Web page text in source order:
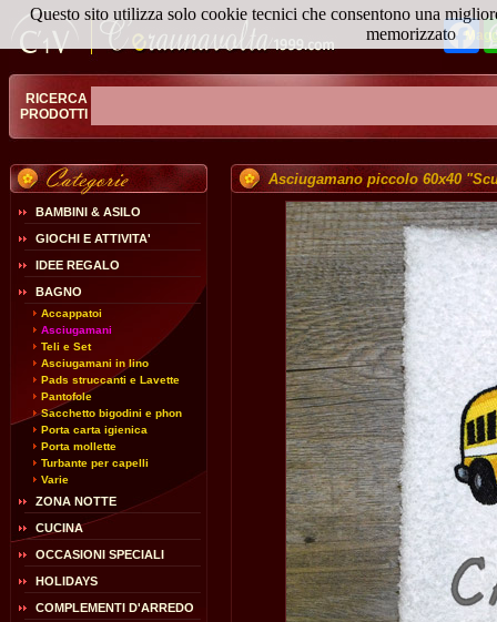
RICERCA
PRODOTTI
BAMBINI & ASILO
GIOCHI E ATTIVITA'
IDEE REGALO
BAGNO
Accappatoi
Asciugamani
Teli e Set
Asciugamani in lino
Pads struccanti e Lavette
Pantofole
Sacchetto bigodini e phon
Porta carta igienica
Porta mollette
Turbante per capelli
Varie
ZONA NOTTE
CUCINA
OCCASIONI SPECIALI
HOLIDAYS
COMPLEMENTI D'ARREDO
Asciugamano piccolo 60x40
Questo sito utilizza solo cookie tecnici che consentono una
memorizzato